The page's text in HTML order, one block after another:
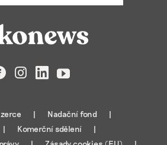
FacebookInstagramLinkedIn
YouTube
Nadační fond
Komerční sdělení